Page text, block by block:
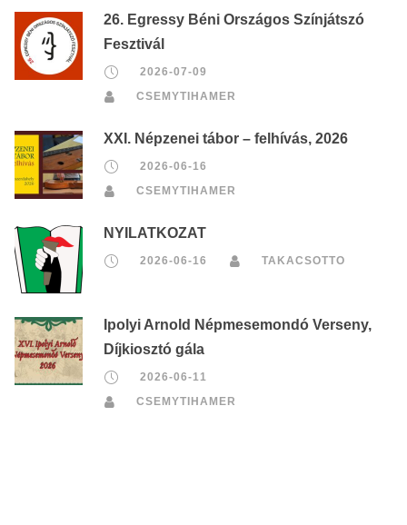
26. Egressy Béni Országos Színjátszó
Fesztivál
2026-07-09
CSEMYTIHAMER
XXI. Népzenei tábor – felhívás, 2026
2026-06-16
CSEMYTIHAMER
NYILATKOZAT
2026-06-16 TAKACSOTTO
Ipolyi Arnold Népmesemondó Verseny,
Díjkiosztó gála
2026-06-11
CSEMYTIHAMER